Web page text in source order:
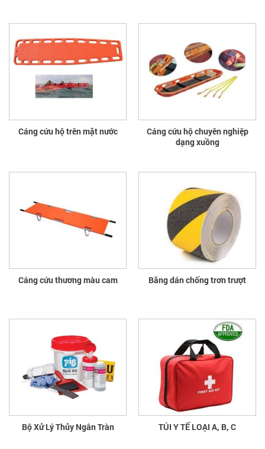
Cáng cứu hộ trên mặt nước
Cáng cứu hộ chuyên nghiệp
dạng xuồng
Cáng cứu thương màu cam Băng dán chống trơn trượt
Bộ Xử Lý Thủy Ngân Tràn TÚI Y TẾ LOẠI A, B, C